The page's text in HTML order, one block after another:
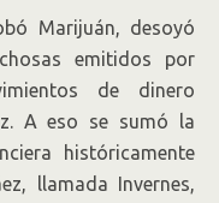
Marijuán, desoyó
emitidos por
de dinero
A eso se sumó la
históricamente
llamada Invernes,